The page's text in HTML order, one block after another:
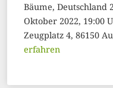
Bäume, Deutschland
Oktober 2022, 19:00
Zeugplatz 4, 86150
erfahren